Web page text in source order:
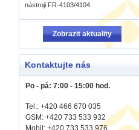
nástroji FR-4103/4104.
Zobrazit aktuality
Kontaktujte nás
Po - pá: 7:00 - 15:00 hod.
Tel.: +420 466 670 035
GSM: +420 733 533 932
Mobil: +420 733 533 976